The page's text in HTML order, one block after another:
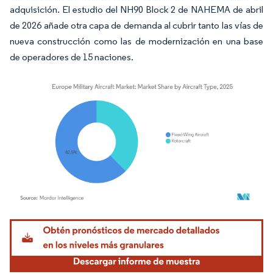
adquisición. El estudio del NH90 Block 2 de NAHEMA de abril
de 2026 añade otra capa de demanda al cubrir tanto las vías de
nueva construcción como las de modernización en una base
de operadores de 15 naciones.
Imagen © Mordor Intelligence. El uso requiere atribución según CC BY 4.0.